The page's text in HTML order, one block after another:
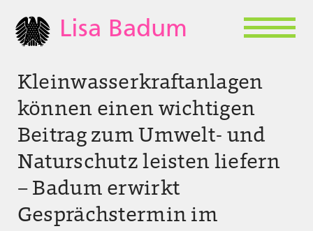
Lisa Badum
Kleinwasserkraftanlagen
können einen wichtigen
Beitrag zum Umwelt- und
Naturschutz leisten liefern
– Badum erwirkt
Gesprächstermin im